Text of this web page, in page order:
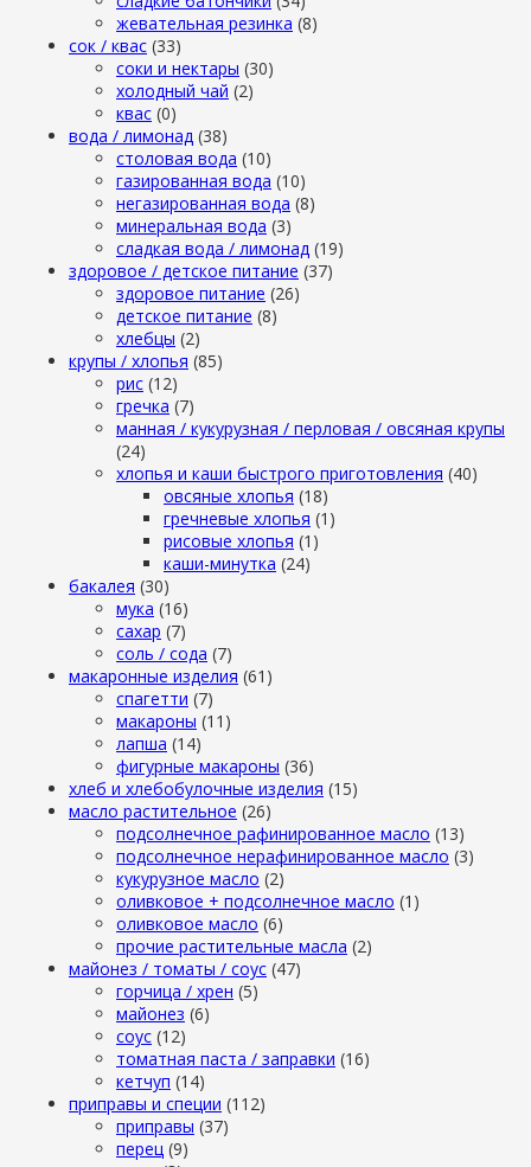
жевательная резинка (8)
сок / квас (33)
соки и нектары (30)
холодный чай (2)
квас (0)
вода / лимонад (38)
столовая вода (10)
газированная вода (10)
негазированная вода (8)
минеральная вода (3)
сладкая вода / лимонад (19)
здоровое / детское питание (37)
здоровое питание (26)
детское питание (8)
хлебцы (2)
крупы / хлопья (85)
рис (12)
гречка (7)
манная / кукурузная / перловая / овсяная крупы
(24)
хлопья и каши быстрого приготовления (40)
овсяные хлопья (18)
гречневые хлопья (1)
рисовые хлопья (1)
каши-минутка (24)
бакалея (30)
мука (16)
сахар (7)
cоль / cода (7)
макаронные изделия (61)
cпагетти (7)
макароны (11)
лапша (14)
фигурные макароны (36)
хлеб и хлебобулочные изделия (15)
масло растительное (26)
подсолнечное рафинированное масло (13)
подсолнечное нерафинированное масло (3)
кукурузное масло (2)
оливковое + подсолнечное масло (1)
оливковое масло (6)
прочие растительные масла (2)
майонез / томаты / соус (47)
горчица / хрен (5)
майонез (6)
соус (12)
томатная паста / заправки (16)
кетчуп (14)
приправы и специи (112)
приправы (37)
перец (9)